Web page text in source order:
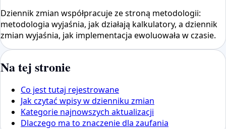
Dziennik zmian współpracuje ze stroną metodologii:
metodologia wyjaśnia, jak działają kalkulatory, a dziennik
zmian wyjaśnia, jak implementacja ewoluowała w czasie.
Na tej stronie
Co jest tutaj rejestrowane
Jak czytać wpisy w dzienniku zmian
Kategorie najnowszych aktualizacji
Dlaczego ma to znaczenie dla zaufania